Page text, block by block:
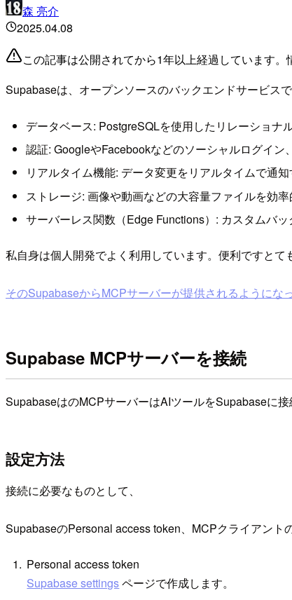
森 亮介
2025.04.08
この記事は公開されてから1年以上経過しています
Supabaseは、オープンソースのバックエンドサービス
データベース: PostgreSQLを使用したリレーショナ
認証: GoogleやFacebookなどのソーシャルログイン
リアルタイム機能: データ変更をリアルタイムで通
ストレージ: 画像や動画などの大容量ファイルを効率
サーバーレス関数（Edge Functions）: カスタムバッ
私自身は個人開発でよく利用しています。便利ですとて
そのSupabaseからMCPサーバーが提供されるようにな
Supabase MCPサーバーを接続
SupabaseはのMCPサーバーはAIツールをSupabaseに
設定方法
接続に必要なものとして、
SupabaseのPersonal access token、MCPクライアント
Personal access token
Supabase settingsページで作成します。